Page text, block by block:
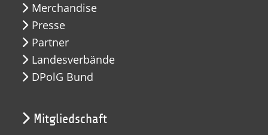
Merchandise
Presse
Partner
Landesverbände
DPolG Bund
Mitgliedschaft